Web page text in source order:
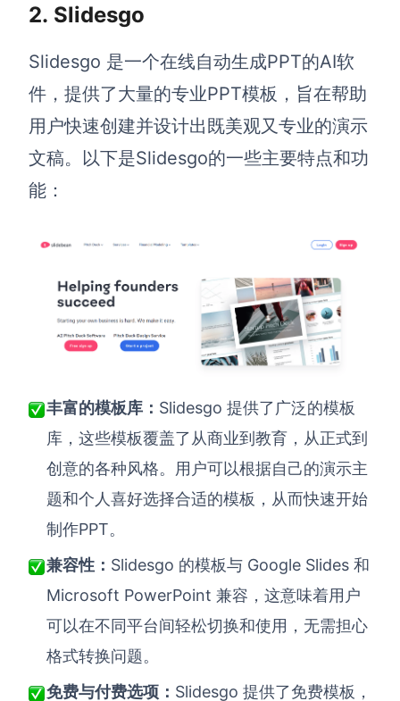
帮助中心
探索创意灵感与高效协作技巧
2. Slidesgo
Slidesgo 是一个在线自动生成PPT的AI软
件，提供了大量的专业PPT模板，旨在帮助
用户快速创建并设计出既美观又专业的演示
文稿。以下是Slidesgo的一些主要特点和功
能：
丰富的模板库： Slidesgo 提供了广泛的模板
库，这些模板覆盖了从商业到教育，从正式到
创意的各种风格。用户可以根据自己的演示主
题和个人喜好选择合适的模板，从而快速开始
制作PPT。
兼容性： Slidesgo 的模板与 Google Slides 和
Microsoft PowerPoint 兼容，这意味着用户
可以在不同平台间轻松切换和使用，无需担心
格式转换问题。
免费与付费选项： Slidesgo 提供了免费模板，